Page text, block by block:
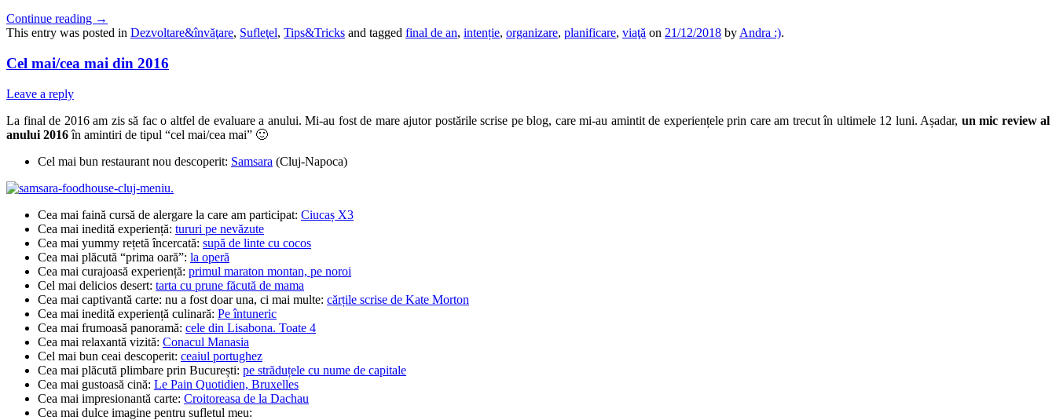
Continue reading →
This entry was posted in Dezvoltare&învăţare, Sufleţel, Tips&Tricks and tagged final de an, intenție, organizare, planificare, viaţă on 21/12/2018 by Andra :).
Cel mai/cea mai din 2016
Leave a reply
La final de 2016 am zis să fac o altfel de evaluare a anului. Mi-au fost de mare ajutor postările scrise pe blog, care mi-au amintit de experiențele prin care am trecut în ultimele 12 luni. Așadar, un mic review al
anului 2016în amintiri de tipul “cel mai/cea mai” 🙂
Cel mai bun restaurant nou descoperit: Samsara (Cluj-Napoca)
Cea mai faină cursă de alergare la care am participat: Ciucaș X3
Cea mai inedită experiență: tururi pe nevăzute
Cea mai yummy rețetă încercată: supă de linte cu cocos
Cea mai plăcută “prima oară”: la operă
Cea mai curajoasă experiență: primul maraton montan, pe noroi
Cel mai delicios desert: tarta cu prune făcută de mama
Cea mai captivantă carte: nu a fost doar una, ci mai multe: cărțile scrise de Kate Morton
Cea mai inedită experiență culinară: Pe întuneric
Cea mai frumoasă panoramă: cele din Lisabona. Toate 4
Cea mai relaxantă vizită: Conacul Manasia
Cel mai bun ceai descoperit: ceaiul portughez
Cea mai plăcută plimbare prin București: pe străduțele cu nume de capitale
Cea mai gustoasă cină: Le Pain Quotidien, Bruxelles
Cea mai impresionantă carte: Croitoreasa de la Dachau
Cea mai dulce imagine pentru sufletul meu: